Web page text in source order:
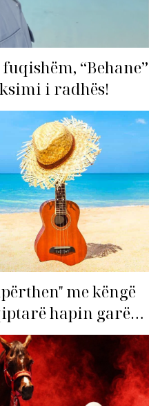
“Behane”
i radhës!
me këngë
hapin garën